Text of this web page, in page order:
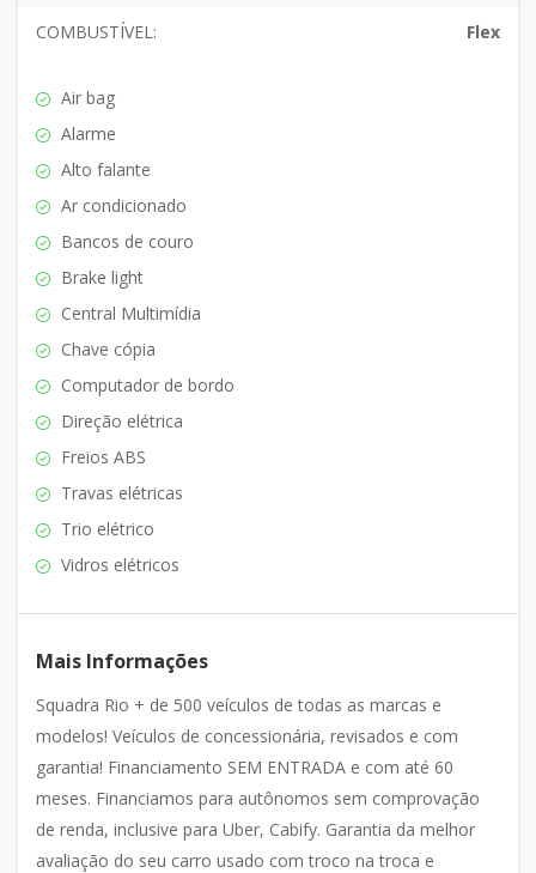
COMBUSTÍVEL: Flex
Air bag
Alarme
Alto falante
Ar condicionado
Bancos de couro
Brake light
Central Multimídia
Chave cópia
Computador de bordo
Direção elétrica
Freios ABS
Travas elétricas
Trio elétrico
Vidros elétricos
Mais Informações
Squadra Rio + de 500 veículos de todas as marcas e
modelos! Veículos de concessionária, revisados e com
garantia! Financiamento SEM ENTRADA e com até 60
meses. Financiamos para autônomos sem comprovação
de renda, inclusive para Uber, Cabify. Garantia da melhor
avaliação do seu carro usado com troco na troca e